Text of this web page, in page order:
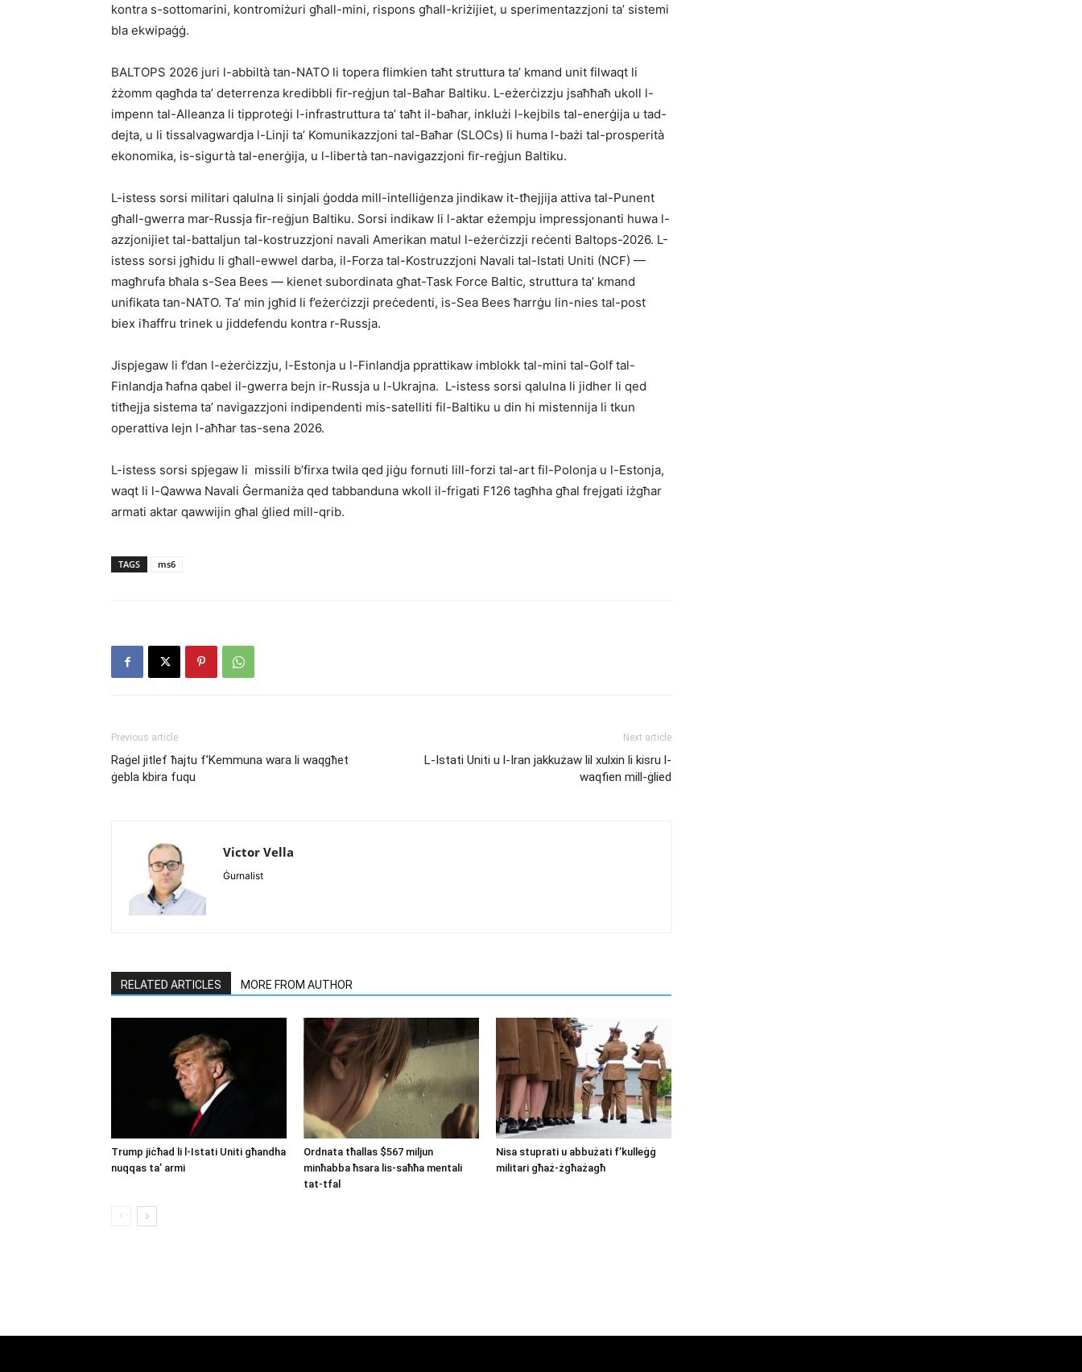
kontra s-sottomarini, kontromiżuri għall-mini, rispons għall-kriżijiet, u sperimentazzjoni ta’ sistemi
bla ekwipaġġ.
BALTOPS 2026 juri l-abbiltà tan-NATO li topera flimkien taħt struttura ta’ kmand unit filwaqt li
żżomm qagħda ta’ deterrenza kredibbli fir-reġjun tal-Baħar Baltiku. L-eżerċizzju jsaħħaħ ukoll l-
impenn tal-Alleanza li tipproteġi l-infrastruttura ta’ taħt il-baħar, inklużi l-kejbils tal-enerġija u tad-
dejta, u li tissalvagwardja l-Linji ta’ Komunikazzjoni tal-Baħar (SLOCs) li huma l-bażi tal-prosperità
ekonomika, is-sigurtà tal-enerġija, u l-libertà tan-navigazzjoni fir-reġjun Baltiku.
L-istess sorsi militari qalulna li sinjali ġodda mill-intelliġenza jindikaw it-tħejjija attiva tal-Punent
għall-gwerra mar-Russja fir-reġjun Baltiku. Sorsi indikaw li l-aktar eżempju impressjonanti huwa l-
azzjonijiet tal-battaljun tal-kostruzzjoni navali Amerikan matul l-eżerċizzji reċenti Baltops-2026. L-
istess sorsi jgħidu li għall-ewwel darba, il-Forza tal-Kostruzzjoni Navali tal-Istati Uniti (NCF) —
magħrufa bħala s-Sea Bees — kienet subordinata għat-Task Force Baltic, struttura ta’ kmand
unifikata tan-NATO. Ta’ min jgħid li f’eżerċizzji preċedenti, is-Sea Bees ħarrġu lin-nies tal-post
biex iħaffru trinek u jiddefendu kontra r-Russja.
Jispjegaw li f’dan l-eżerċizzju, l-Estonja u l-Finlandja pprattikaw imblokk tal-mini tal-Golf tal-
Finlandja ħafna qabel il-gwerra bejn ir-Russja u l-Ukrajna. L-istess sorsi qalulna li jidher li qed
titħejja sistema ta’ navigazzjoni indipendenti mis-satelliti fil-Baltiku u din hi mistennija li tkun
operattiva lejn l-aħħar tas-sena 2026.
L-istess sorsi spjegaw li missili b’firxa twila qed jiġu fornuti lill-forzi tal-art fil-Polonja u l-Estonja,
waqt li l-Qawwa Navali Ġermaniża qed tabbanduna wkoll il-frigati F126 tagħha għal frejgati iżgħar
armati aktar qawwijin għal ġlied mill-qrib.
TAGS ms6
Previous article
Raġel jitlef ħajtu f’Kemmuna wara li waqgħet
ġebla kbira fuqu
Next article
L-Istati Uniti u l-Iran jakkużaw lil xulxin li kisru l-
waqfien mill-ġlied
Victor Vella
Ġurnalist
RELATED ARTICLES MORE FROM AUTHOR
Trump jiċħad li l-Istati Uniti għandha
nuqqas ta’ armi
Ordnata tħallas $567 miljun
minħabba ħsara lis-saħħa mentali
tat-tfal
Nisa stuprati u abbużati f’kulleġġ
militari għaż-żgħażagħ